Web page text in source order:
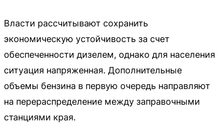
Власти рассчитывают сохранить
экономическую устойчивость за счет
обеспеченности дизелем, однако для населения
ситуация напряженная. Дополнительные
объемы бензина в первую очередь направляют
на перераспределение между заправочными
станциями края.